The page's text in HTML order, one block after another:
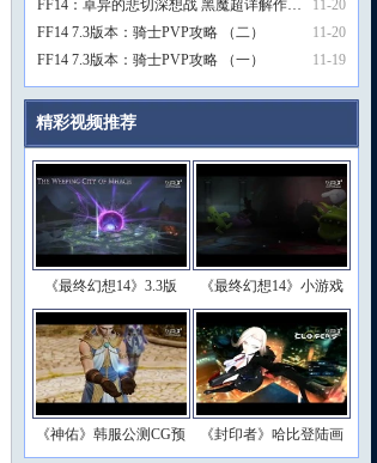
11-20
FF14：卓异的悲切深想战 黑魔超详解作…
11-20
FF14 7.3版本：骑士PVP攻略 （二）
11-19
FF14 7.3版本：骑士PVP攻略 （一）
精彩视频推荐
《最终幻想14》3.3版 《最终幻想14》小游戏
《神佑》韩服公测CG预 《封印者》哈比登陆画